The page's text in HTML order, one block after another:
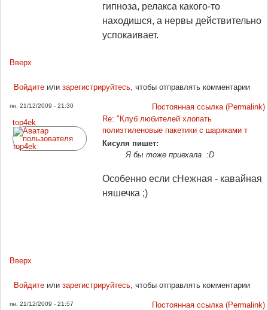
гипноза, релакса какого-то
находишся, а нервы действительно
успокаивает.
Вверх
Войдитеили зарегистрируйтесь, чтобы отправлять комментарии
пн, 21/12/2009 - 21:30
Постоянная ссылка (Permalink)
top4ek
Re: "Клуб любителей хлопать
полиэтиленовые пакетики с шариками т
Кисуля пишет:
Я бы тоже приехала :D
Особенно если сНежная - кавайная
няшечка ;)
Вверх
Войдитеили зарегистрируйтесь, чтобы отправлять комментарии
пн, 21/12/2009 - 21:57 Постоянная ссылка (Permalink)